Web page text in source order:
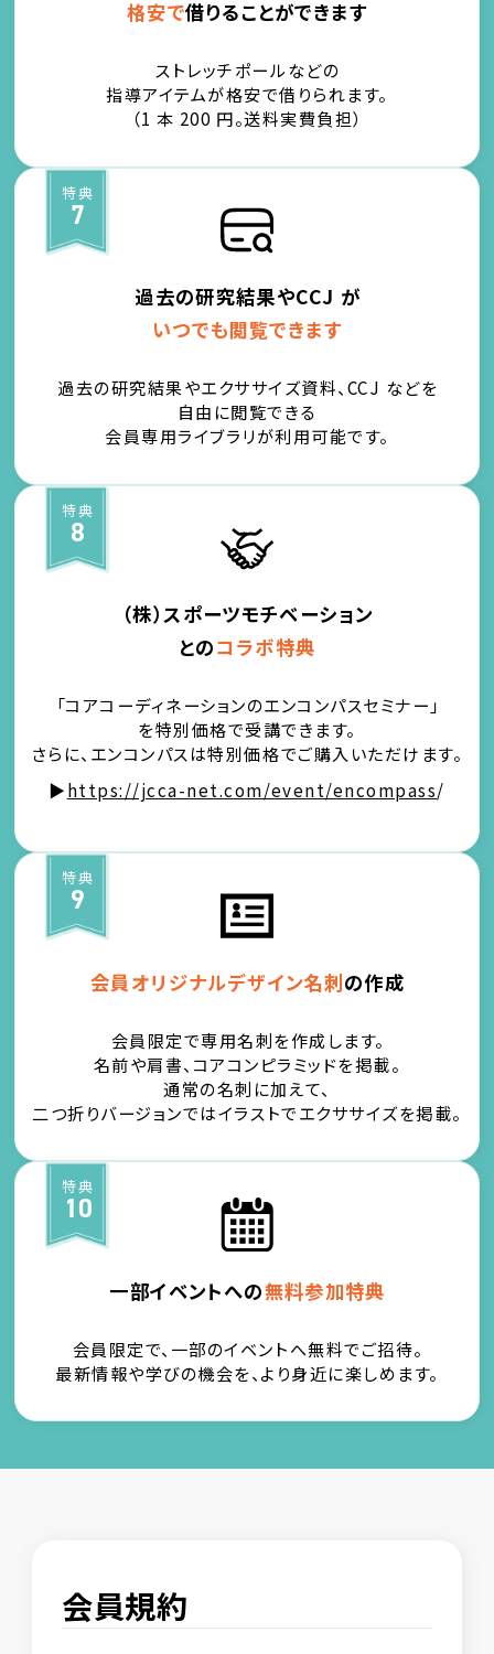
格安で借りることができます
ストレッチポールなどの
指導アイテムが格安で借りられます。
（1 本 200 円。送料実費負担）
過去の研究結果やCCJ が
いつでも閲覧できます
過去の研究結果やエクササイズ資料、CCJ などを
自由に閲覧できる
会員専用ライブラリが利用可能です。
特典
7
（株）スポーツモチベーション
とのコラボ特典
「コアコーディネーションのエンコンパスセミナー」
を特別価格で受講できます。
さらに、エンコンパスは特別価格でご購入いただけます。
▶https://jcca-net.com/event/encompass/
特典
8
会員オリジナルデザイン名刺の作成
会員限定で専用名刺を作成します。
名前や肩書、コアコンピラミッドを掲載。
通常の名刺に加えて、
二つ折りバージョンではイラストでエクササイズを掲載。
特典
9
一部イベントへの無料参加特典
会員限定で、一部のイベントへ無料でご招待。
最新情報や学びの機会を、より身近に楽しめます。
特典
10
会員規約